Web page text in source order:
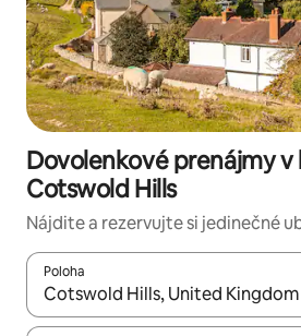
Dovolenkové prenájmy v
Cotswold Hills
Nájdite a rezervujte si jedinečné
Poloha
Keď budú výsledky k dispozícii,